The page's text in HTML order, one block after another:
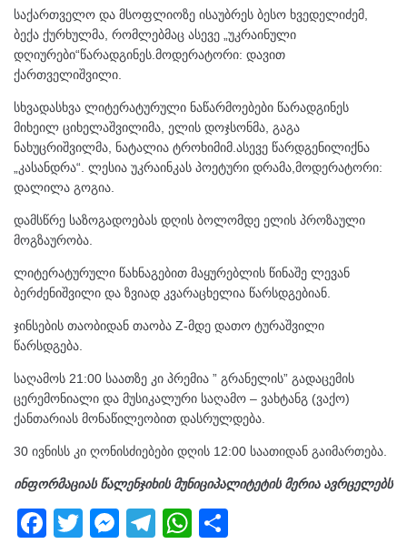
საქართველო და მსოფლიოზე ისაუბრეს ბესო ხვედელიძემ,
ბექა ქურხულმა, რომლებმაც ასევე „უკრაინული
დღიურები“წარადგინეს.მოდერატორი: დავით
ქართველიშვილი.
სხვადასხვა ლიტერატურული ნაწარმოებები წარადგინეს
მიხეილ ციხელაშვილიმა, ელის დოჯსონმა, გაგა
ნახუცრიშვილმა, ნატალია ტროხიმიმ.ასევე წარდგენილიქნა
„კასანდრა“. ლესია უკრაინკას პოეტური დრამა,მოდერატორი:
დალილა გოგია.
დამსწრე საზოგადოებას დღის ბოლომდე ელის პროზაული
მოგზაურობა.
ლიტერატურული წახნაგებით მაყურებლის წინაშე ლევან
ბერძენიშვილი და ზვიად კვარაცხელია წარსდგებიან.
ჯინსების თაობიდან თაობა Z-მდე დათო ტურაშვილი
წარსდგება.
საღამოს 21:00 საათზე კი პრემია ” გრანელის” გადაცემის
ცერემონიალი და მუსიკალური საღამო – ვახტანგ (ვაქო)
ქანთარიას მონაწილეობით დასრულდება.
30 ივნისს კი ღონისძიებები დღის 12:00 საათიდან გაიმართება.
ინფორმაციას წალენჯიხის მუნიციპალიტეტის მერია ავრცელებს
F
T
M
T
W